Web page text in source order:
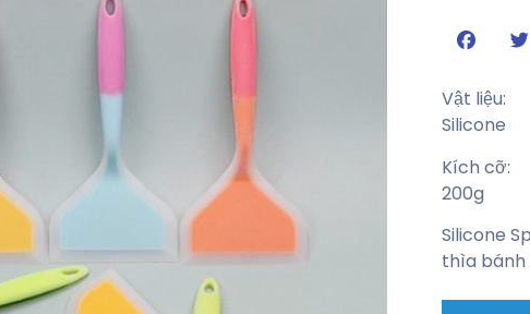
Vật liệu:
Silicone
Kích cỡ:
200g
Silicone
thìa bánh